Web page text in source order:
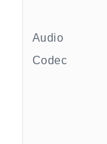
Audio
Codec